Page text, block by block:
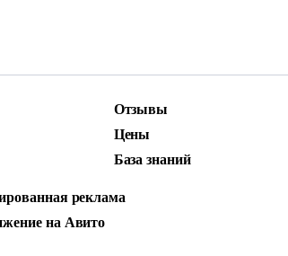
реклама
на Авито
Отзывы
Цены
База знаний
КАК НЕ